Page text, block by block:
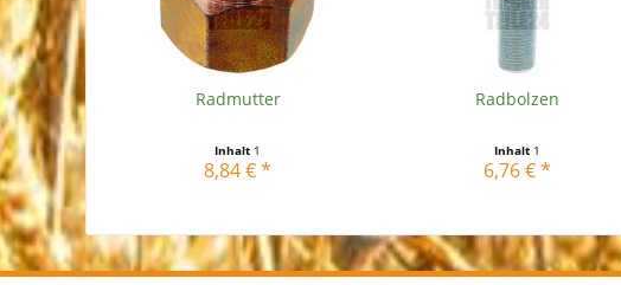
Radmutter
Inhalt 1
8,84 € *
Radbolzen
Inhalt 1
6,76 € *